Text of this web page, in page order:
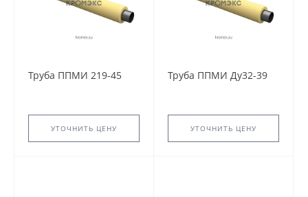
Труба ППМИ 219-45
УТОЧНИТЬ ЦЕНУ
Труба ППМИ Ду32-39
УТОЧНИТЬ ЦЕНУ